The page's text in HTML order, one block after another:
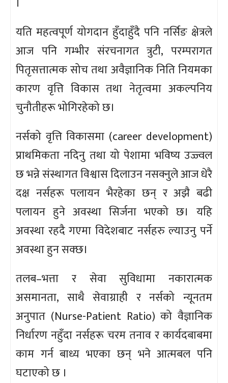
यति महत्वपूर्ण योगदान हुँदाहुँदै पनि नर्सिङ क्षेत्रले
आज पनि गम्भीर संरचनागत त्रुटी, परम्परागत
पितृसत्तात्मक सोच तथा अवैज्ञानिक निति नियमका
कारण वृत्ति विकास तथा नेतृत्वमा अकल्पनिय
चुनौतीहरू भोगिरहेको छ।
नर्सको वृत्ति विकासमा (career development)
प्राथमिकता नदिनु तथा यो पेशामा भविष्य उज्ज्वल
छ भन्ने संस्थागत विश्वास दिलाउन नसक्नुले आज धेरै
दक्ष नर्सहरू पलायन भैरहेका छन् र अझै बढी
पलायन हुने अवस्था सिर्जना भएको छ। यहि
अवस्था रहदै गएमा विदेशबाट नर्सहरु ल्याउनु पर्ने
अवस्था हुन सक्छ।
तलब–भत्ता र सेवा सुविधामा नकारात्मक
असमानता, साथै सेवाग्राही र नर्सको न्यूनतम
अनुपात (Nurse-Patient Ratio) को वैज्ञानिक
निर्धारण नहुँदा नर्सहरू चरम तनाव र कार्यदबाबमा
काम गर्न बाध्य भएका छन् भने आत्मबल पनि
घटाएको छ ।